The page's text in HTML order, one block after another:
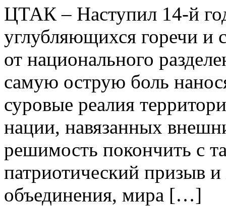
ЦТАК – Наступил 14-й
углубляющихся горечи и
от национального
самую острую боль
суровые реалия
нации, навязанных
решимость покончить с
патриотический призыв
объединения, мира […]